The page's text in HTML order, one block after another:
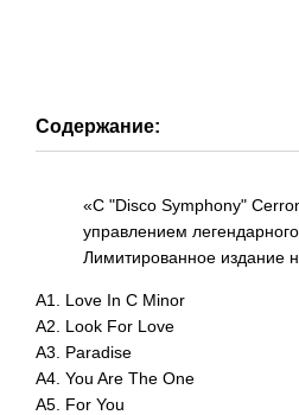
Содержание:
«С "Disco Symphony"
управлением
Лимитированное издание
A1. Love In C Minor
A2. Look For Love
A3. Paradise
A4. You Are The One
A5. For You